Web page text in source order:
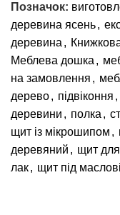
Позначок:
деревина ясень,
деревина ,
Меблева дошка ,
на замовлення ,
дерево, підвіконня ,
деревини , полка ,
щит із мікрошипом ,
деревяний , щит
лак, щит під